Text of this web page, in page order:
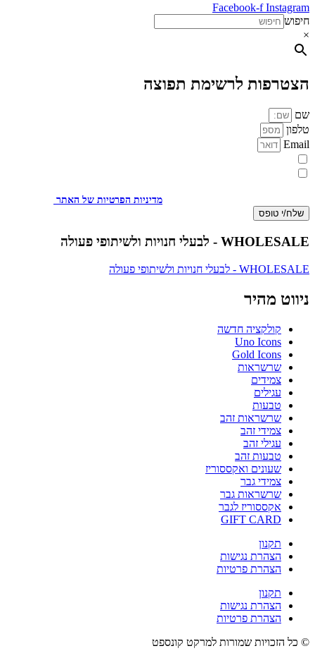
Facebook-f Instagram
חיפוש
×
הצטרפות לרשימת תפוצה
שם
טלפון
Email
מדיניות הפרטיות של האתר
שלח/י טופס
WHOLESALE - לבעלי חנויות ולשיתופי פעולה
WHOLESALE - לבעלי חנויות ולשיתופי פעולה
ניווט מהיר
קולקציה חדשה
Uno Icons
Gold Icons
שרשראות
צמידים
עגילים
טבעות
שרשראות זהב
צמידי זהב
עגילי זהב
טבעות זהב
שעונים ואקססוריז
צמידי גבר
שרשראות גבר
אקססוריז לגבר
GIFT CARD
תקנון
הצהרת נגישות
הצהרת פרטיות
תקנון
הצהרת נגישות
הצהרת פרטיות
© כל הזכויות שמורות למרקט קונספט